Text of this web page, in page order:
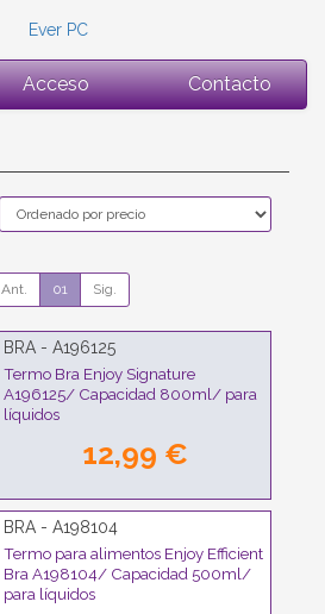
Ever PC
Acceso Contacto
Ant. 01 Sig.
BRA - A196125
Termo Bra Enjoy Signature
A196125/ Capacidad 800ml/ para
líquidos
12,99 €
BRA - A198104
Termo para alimentos Enjoy Efficient
Bra A198104/ Capacidad 500ml/
para líquidos